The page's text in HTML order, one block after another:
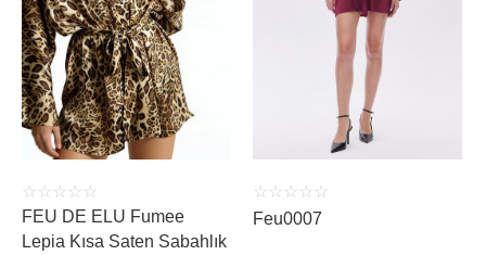
ÜRÜNÜ İNCELE
☆ ☆ ☆ ☆ ☆
FEU DE ELU Fumee
Lepia Kısa Saten Sabahlık
ÜRÜNÜ İNCELE
☆ ☆ ☆ ☆ ☆
Feu0007